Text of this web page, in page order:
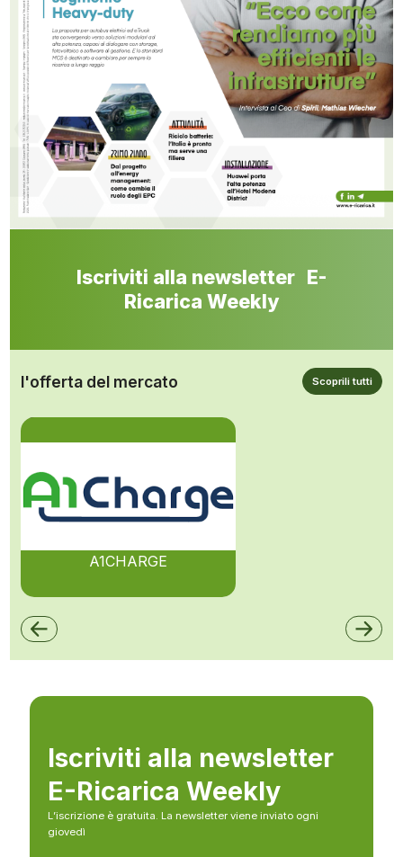
Iscriviti alla newsletter E-
Ricarica Weekly
l'offerta del mercato Scoprili tutti
A1CHARGE
Iscriviti alla newsletter
E-Ricarica Weekly
L’iscrizione è gratuita. La newsletter viene inviato ogni
giovedì